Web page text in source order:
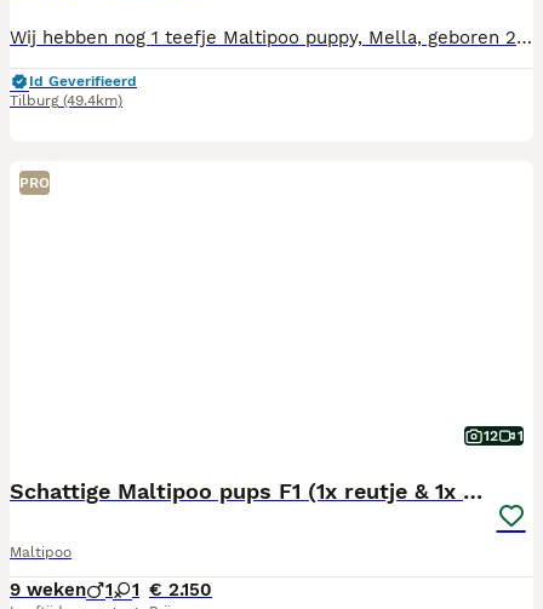
Wij hebben nog 1 teefje Maltipoo puppy, Mella, geboren 21-2-2026. Ze mag vanaf nu het nest verlaten. Mama is Maltipoo, papa dwergpoedel en volledig getest. Mama, foto 6, en papa, foto 7, wonen beiden bij ons. De puppy's zijn gechipt, alle vaccinaties incl. rabiës spuit, ontwormd volgens schema, nagekeken door onze dierenarts en geregistreerd bij NDG Nederland. Alle puppy's hebben een Europees Nederlands paspoort. Onze pups zijn geboren en opgegroeid in onze woonkamer zodat ze alle geluiden (tv, stofzuiger etc, meekrijgen voor een goede socialisatie. Wij zijn in bezit van UBN nummer. Wij zoeken voor onze pups een baasje voor het leven, die veel tijd aan de pups kunnen besteden, ze maken graag deel uit van het gezin. Als de pups verhuizen naar hun nieuwe baasjes krijgen ze brokjes voor de eerste weken, mandje, speeltjes, nestgeurtje mee. Tel.nr. 06-19346176 of mail adrutten@ziggo.nl
Id Geverifieerd
Tilburg (49.4km)
PRO
12 1
Schattige Maltipoo pups F1 (1x reutje & 1x teefje)
Maltipoo
9 weken 1 1 € 2.150